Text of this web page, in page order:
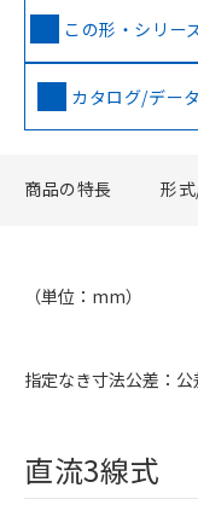
この形・シリー
カタログ/デー
商品の特長 形
（単位：mm）
指定なき寸法公差：
直流3線式